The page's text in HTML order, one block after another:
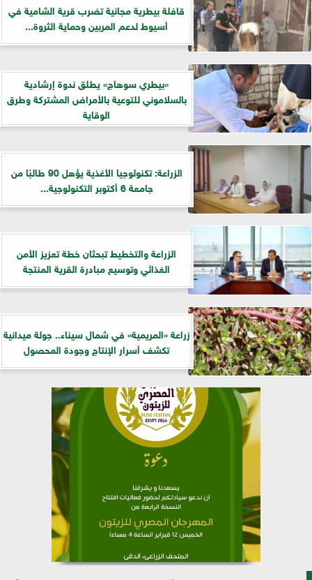
قافلة بيطرية مجانية تضرب قرية الشامية في
أسيوط لدعم المربين وحماية الثروة...
«بيطري سوهاج» يطلق ندوة إرشادية
بالسلاموني للتوعية بالأمراض المشتركة وطرق
الوقاية
الزراعة: تكنولوجيا الأغذية يؤهل 90 طالبًا من
جامعة 6 أكتوبر التكنولوجية...
الزراعة والتخطيط تبحثان خطة تعزيز الأمن
الغذائي وتوسيع مبادرة القرية المنتجة
زراعة «المريمية» في شمال سيناء.. جولة ميدانية
تكشف أسرار الإنتاج وجودة المحصول